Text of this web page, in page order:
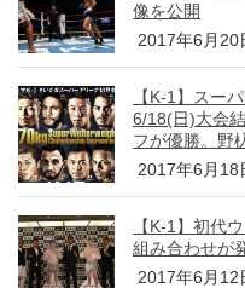
像を公開
2017年6月20
【K-1】スー
6/18(日)大会
フが優勝。野
2017年6月18
【K-1】初代
組み合わせが
2017年6月12